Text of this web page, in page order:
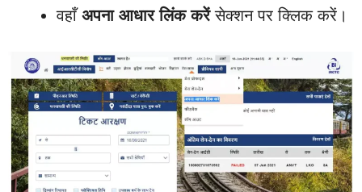
वहाँ अपना आधार लिंक करेंसेक्शन पर क्लिक करें।